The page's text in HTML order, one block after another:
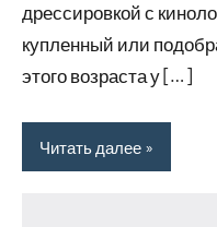
дрессировкой с
купленный или
этого возраста у […]
Читать далее